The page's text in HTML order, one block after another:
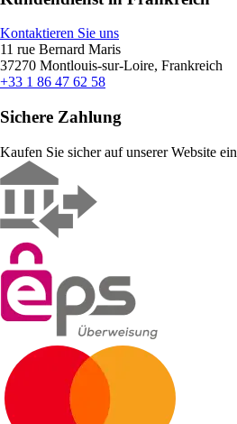
Kontaktieren Sie uns
11 rue Bernard Maris
37270 Montlouis-sur-Loire, Frankreich
+33 1 86 47 62 58
Sichere Zahlung
Kaufen Sie sicher auf unserer Website ein